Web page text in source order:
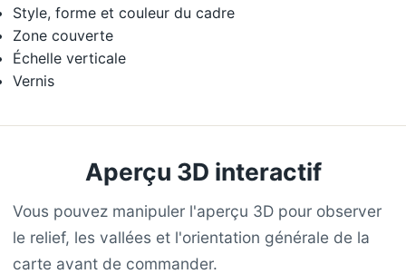
Style, forme et couleur du cadre
Zone couverte
Échelle verticale
Vernis
Aperçu 3D interactif
Vous pouvez manipuler l'aperçu 3D pour observer
le relief, les vallées et l'orientation générale de la
carte avant de commander.